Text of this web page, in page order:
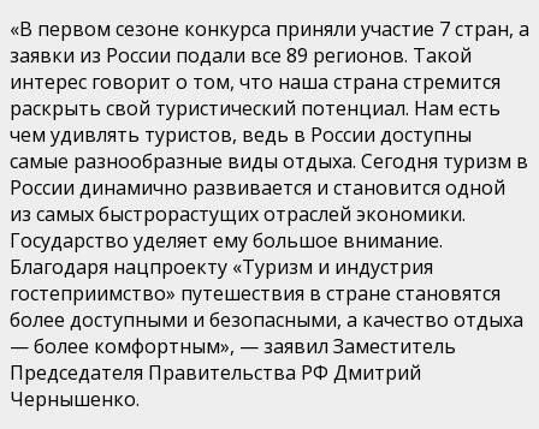
«В первом сезоне конкурса приняли участие 7 стран, а
заявки из России подали все 89 регионов. Такой
интерес говорит о том, что наша страна стремится
раскрыть свой туристический потенциал. Нам есть
чем удивлять туристов, ведь в России доступны
самые разнообразные виды отдыха. Сегодня туризм в
России динамично развивается и становится одной
из самых быстрорастущих отраслей экономики.
Государство уделяет ему большое внимание.
Благодаря нацпроекту «Туризм и индустрия
гостеприимство» путешествия в стране становятся
более доступными и безопасными, а качество отдыха
—более комфортным», — заявил Заместитель
Председателя Правительства РФ Дмитрий
Чернышенко.